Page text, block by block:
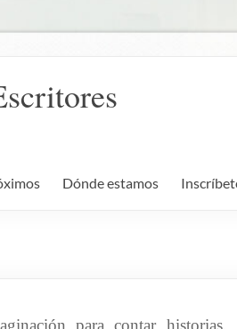
Dónde estamos
para contar